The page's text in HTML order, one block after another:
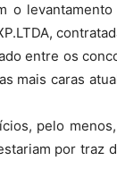
entre os
mais caras
pelo
por traz